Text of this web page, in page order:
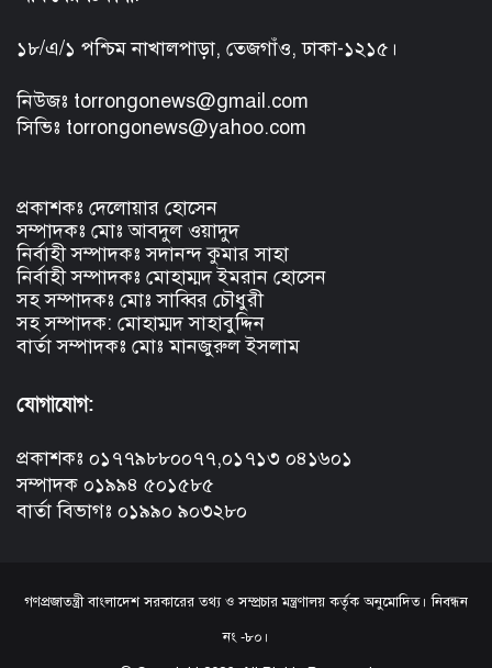
১৮/এ/১ পশ্চিম নাখালপাড়া, তেজগাঁও, ঢাকা-১২১৫।
নিউজঃ torrongonews@gmail.com
সিভিঃ torrongonews@yahoo.com
প্রকাশকঃ দেলোয়ার হোসেন
সম্পাদকঃ মোঃ আবদুল ওয়াদুদ
নির্বাহী সম্পাদকঃ সদানন্দ কুমার সাহা
নির্বাহী সম্পাদকঃ মোহাম্মদ ইমরান হোসেন
সহ সম্পাদকঃ মোঃ সাব্বির চৌধুরী
সহ সম্পাদক: মোহাম্মদ সাহাবুদ্দিন
বার্তা সম্পাদকঃ মোঃ মানজুরুল ইসলাম
যোগাযোগ:
প্রকাশকঃ ০১৭৭৯৮৮০০৭৭,০১৭১৩ ০৪১৬০১
সম্পাদক ০১৯৯৪ ৫০১৫৮৫
বার্তা বিভাগঃ ০১৯৯০ ৯০৩২৮০
গণপ্রজাতন্ত্রী বাংলাদেশ সরকারের তথ্য ও সম্প্রচার মন্ত্রণালয় কর্তৃক অনুমোদিত। নিবন্ধন
নং -৮০।